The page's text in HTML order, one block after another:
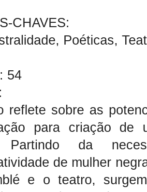
CHAVES:
Poéticas,
54
reflete sobre as
para criação de
Partindo da
de mulher
e o teatro,